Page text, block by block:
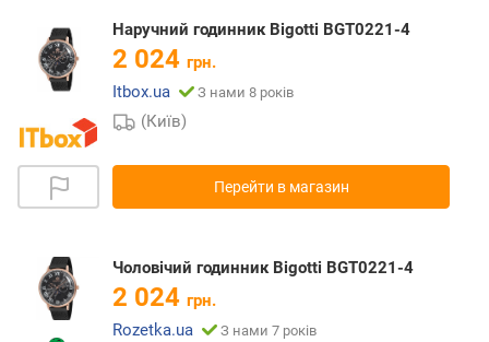
Наручний годинник Bigotti BGT0221-4
2 024 грн.
Itbox.ua
З нами 8 років
(Київ)
Перейти в магазин
Чоловічий годинник Bigotti BGT0221-4
2 024 грн.
Rozetka.ua
З нами 7 років